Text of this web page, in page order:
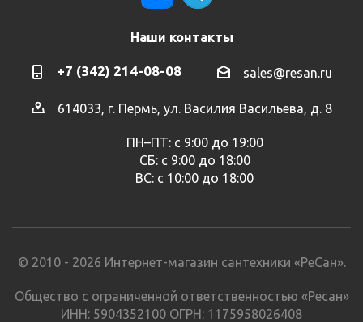
Наши контакты
+7 (342) 214-08-08 sales@resan.ru
614033, г. Пермь, ул. Василия Васильева, д. 8
ПН–ПТ: с 9:00 до 19:00
СБ: с 9:00 до 18:00
ВС: с 10:00 до 18:00
© 2010 - 2026 Интернет-магазин сантехники «РеСан».
Общество с ограниченной ответственностью «Ресан»
ИНН: 5904352100 ОГРН: 1175958026408